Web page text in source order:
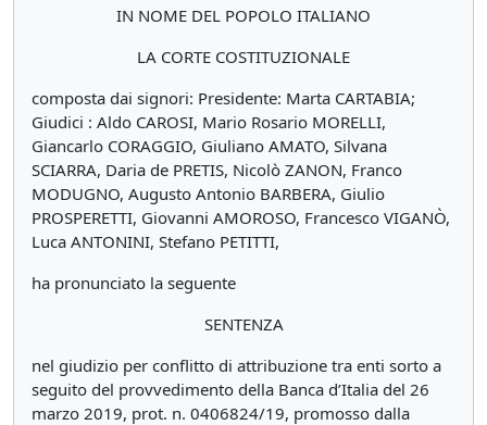
IN NOME DEL POPOLO ITALIANO
LA CORTE COSTITUZIONALE
composta dai signori: Presidente: Marta CARTABIA;
Giudici : Aldo CAROSI, Mario Rosario MORELLI,
Giancarlo CORAGGIO, Giuliano AMATO, Silvana
SCIARRA, Daria de PRETIS, Nicolò ZANON, Franco
MODUGNO, Augusto Antonio BARBERA, Giulio
PROSPERETTI, Giovanni AMOROSO, Francesco VIGANÒ,
Luca ANTONINI, Stefano PETITTI,
ha pronunciato la seguente
SENTENZA
nel giudizio per conflitto di attribuzione tra enti sorto a
seguito del provvedimento della Banca d’Italia del 26
marzo 2019, prot. n. 0406824/19, promosso dalla